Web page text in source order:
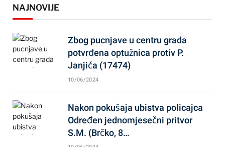
NAJNOVIJE
Zbog pucnjave u centru grada
potvrđena optužnica protiv P.
Janjića (17474)
10/06/2024
Nakon pokušaja ubistva policajca
Određen jednomjesečni pritvor
S.M. (Brčko, 8…